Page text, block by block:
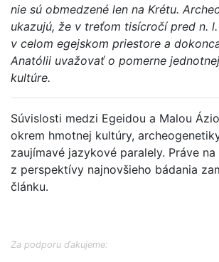
nie sú obmedzené len na Krétu.
ukazujú, že v treťom tisícročí pred n.
v celom egejskom priestore a
Anatólii uvažovať o pomerne
kultúre.
Súvislosti medzi Egeidou a Malou
okrem hmotnej kultúry,
zaujímavé jazykové paralely. Práve na
z perspektívy najnovšieho bádania
článku.
Za podporu ďakujeme: